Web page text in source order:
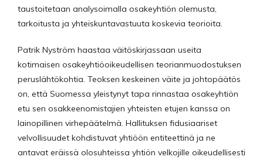
taustoitetaan analysoimalla osakeyhtiön olemusta,
tarkoitusta ja yhteiskuntavastuuta koskevia teorioita.
Patrik Nyström haastaa väitöskirjassaan useita
kotimaisen osakeyhtiöoikeudellisen teorianmuodostuksen
peruslähtökohtia. Teoksen keskeinen väite ja johtopäätös
on, että Suomessa yleistynyt tapa rinnastaa osakeyhtiön
etu sen osakkeenomistajien yhteisten etujen kanssa on
lainopillinen virhepäätelmä. Hallituksen fidusiaariset
velvollisuudet kohdistuvat yhtiöön entiteettinä ja ne
antavat eräissä olosuhteissa yhtiön velkojille oikeudellisesti